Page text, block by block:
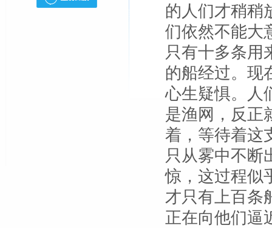
的人们才稍稍
们依然不能大
只有十多条用
的船经过。现
心生疑惧。人
是渔网，反正
着，等待着这
只从雾中不断
惊，这过程似
才只有上百条
正在向他们逼